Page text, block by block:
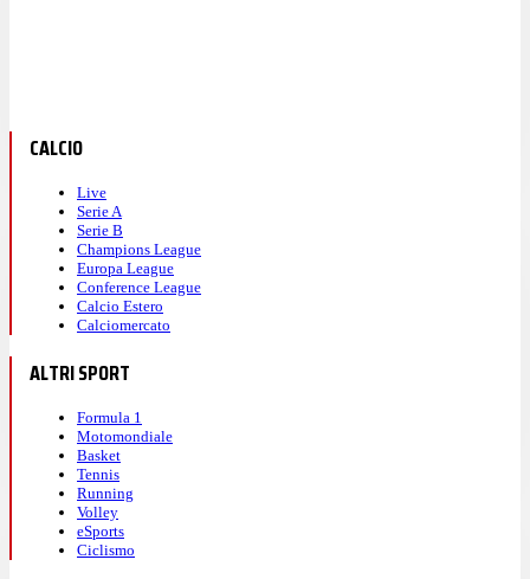
CALCIO
Live
Serie A
Serie B
Champions League
Europa League
Conference League
Calcio Estero
Calciomercato
ALTRI SPORT
Formula 1
Motomondiale
Basket
Tennis
Running
Volley
eSports
Ciclismo